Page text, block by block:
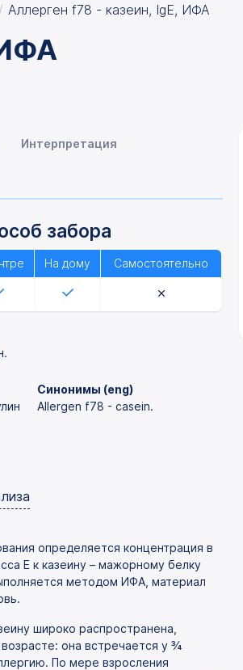
Аллерген f78 - казеин, IgE, ИФА
Интерпретация
забора
На дому Самостоятельно
Синонимы (eng)
Allergen f78 - casein.
определяется концентрация в
Е к казеину – мажорному белку
методом ИФА, материал
широко распространена,
она встречается у ¾
По мере взросления